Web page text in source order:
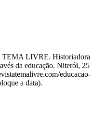
LIVRE. Historiadora
da educação. Niterói, 25
educacao-
a data).